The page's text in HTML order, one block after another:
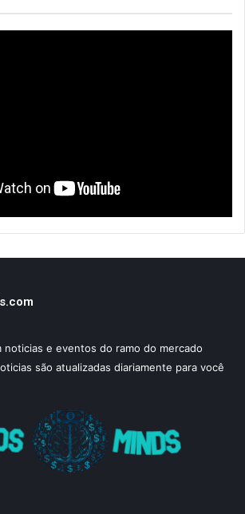
noticias e eventos do ramo do mercado
são atualizadas diariamente para você